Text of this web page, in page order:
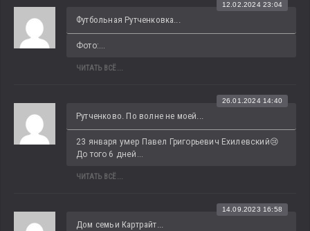
Футбольная Рутченковка...
12.02.2024 23:04
Фото:...
ЧИТАТЬ ВСЁ...
Рутченково. По волне не моей...
26.01.2024 14:40
23 января умер Павел Григорьевич Ехилевский😢
До того 6 дней...
ЧИТАТЬ ВСЁ...
Дом семьи Картрайт...
14.09.2023 16:58